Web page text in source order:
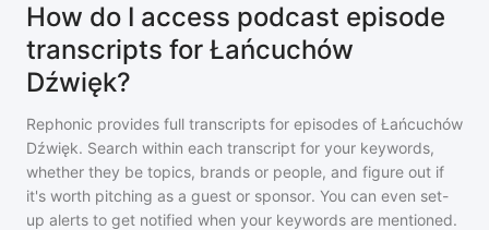
How do I access podcast episode
transcripts for Łańcuchów
Dźwięk?
Rephonic provides full transcripts for episodes of Łańcuchów
Dźwięk. Search within each transcript for your keywords,
whether they be topics, brands or people, and figure out if
it's worth pitching as a guest or sponsor. You can even set-
up alerts to get notified when your keywords are mentioned.